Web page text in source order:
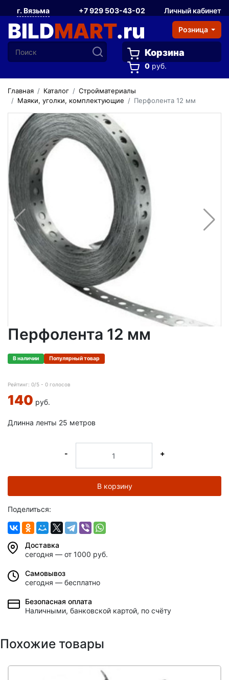
г. Вязьма +7 929 503-43-02 Личный кабинет
BILDMART.ru Розница
Корзина
0 руб.
Главная Каталог
Стройматериалы
Маяки, уголки, комплектующие
Перфолента 12 мм
Перфолента 12 мм
В наличии Популярный товар
Рейтинг: 0/5 - 0 голосов
140 руб.
Длинна ленты 25 метров
- +
В корзину
Поделиться:
Доставка
сегодня — от 1000 руб.
Самовывоз
сегодня — бесплатно
Безопасная оплата
Наличными, банковской картой, по счёту
Похожие товары